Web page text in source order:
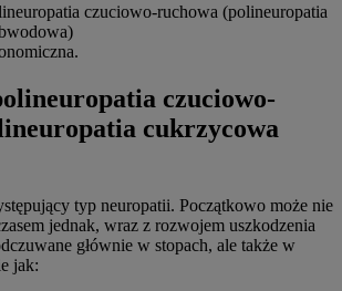
czuciowo-ruchowa (polineuropatia
czuciowo-
cukrzycowa
typ neuropatii. Początkowo może nie
jednak, wraz z rozwojem uszkodzenia
głównie w stopach, ale także w
jak: